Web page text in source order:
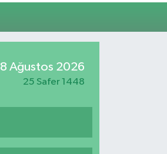
8 Ağustos 2026
25 Safer 1448